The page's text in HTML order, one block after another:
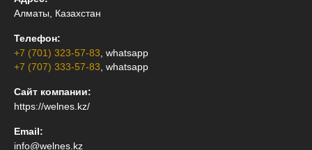
Алматы, Казахстан
Телефон:
+7 (701) 323-57-83 , whatsapp
+7 (707) 333-57-83 , whatsapp
Сайт компании:
https://welnes.kz/
Email:
info@welnes.kz